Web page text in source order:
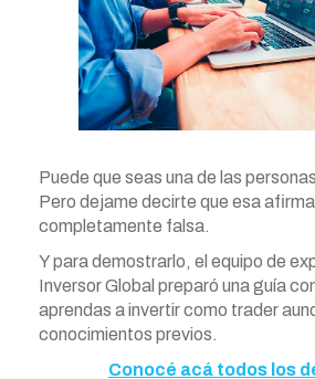
Puede que seas una de las
Pero dejame decirte que esa
completamente falsa.
Y para demostrarlo, el equipo de
Inversor Global preparó una guía
aprendas a invertir como trader
conocimientos previos.
Conocé acá todos los